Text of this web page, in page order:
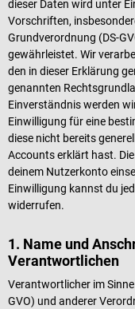
dieser Daten wird unter
Vorschriften,
Grundverordnung (DS-
gewährleistet. Wir
den in dieser Erklärung
genannten
Einverständnis werden
Einwilligung für eine
diese nicht bereits
Accounts erklärt hast.
deinem Nutzerkonto
Einwilligung kannst du
widerrufen.
1. Name und
Verantwortlichen
Verantwortlicher im
GVO) und anderer